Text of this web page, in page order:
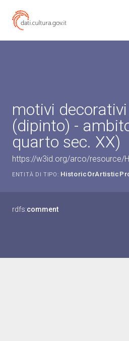
motivi
(dipinto) -
quarto sec. XX)
https://w3id.org/arco/resource/
ENTITÀ DI TIPO:
rdfs:comment